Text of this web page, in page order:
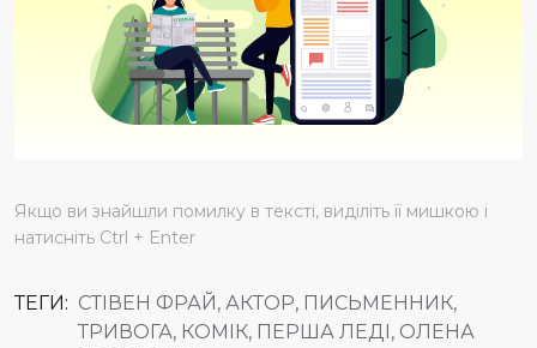
Якщо ви знайшли помилку в тексті, виділіть її мишкою і
натисніть Ctrl + Enter
ТЕГИ: СТІВЕН ФРАЙ, АКТОР, ПИСЬМЕННИК,
ТРИВОГА, КОМІК, ПЕРША ЛЕДІ, ОЛЕНА